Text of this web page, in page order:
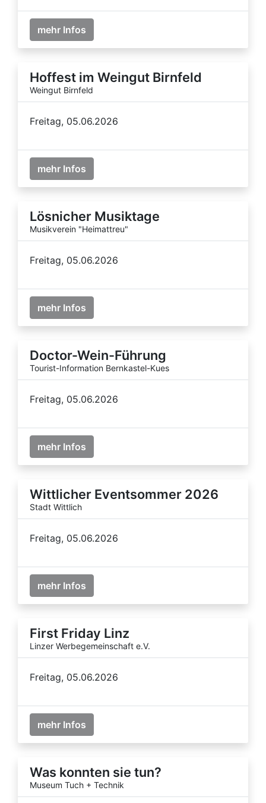
mehr Infos
Hoffest im Weingut Birnfeld
Weingut Birnfeld
Freitag, 05.06.2026
mehr Infos
Lösnicher Musiktage
Musikverein "Heimattreu"
Freitag, 05.06.2026
mehr Infos
Doctor-Wein-Führung
Tourist-Information Bernkastel-Kues
Freitag, 05.06.2026
mehr Infos
Wittlicher Eventsommer 2026
Stadt Wittlich
Freitag, 05.06.2026
mehr Infos
First Friday Linz
Linzer Werbegemeinschaft e.V.
Freitag, 05.06.2026
mehr Infos
Was konnten sie tun?
Museum Tuch + Technik